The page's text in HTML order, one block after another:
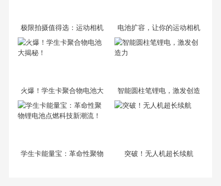
极限拍摄值得选：运动相机
热搜
电池扩容，让你的运动相机
不再无电！
火爆！学生卡聚合物电池大
揭秘！
智能圆柱笔锂电，激发创造
力
学生卡能量宝：革命性聚物 突破！无人机超长续航